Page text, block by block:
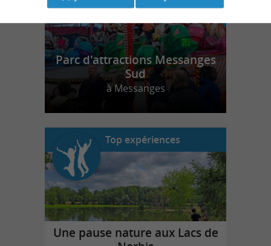
Parc d'attractions Messanges
Sud
à Messanges
Top expériences
Une pause nature aux Lacs de